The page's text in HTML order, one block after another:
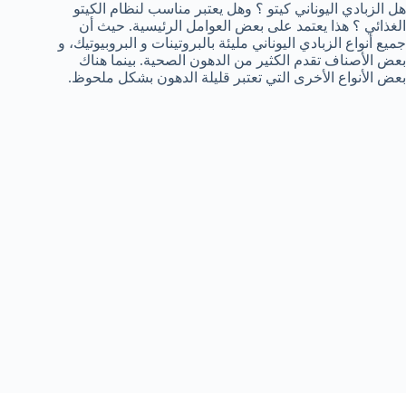
هل الزبادي اليوناني كيتو ؟ وهل يعتبر مناسب لنظام الكيتو
الغذائي ؟ هذا يعتمد على بعض العوامل الرئيسية. حيث أن
جميع أنواع الزبادي اليوناني مليئة بالبروتينات و البروبيوتيك، و
بعض الأصناف تقدم الكثير من الدهون الصحية. بينما هناك
بعض الأنواع الأخرى التي تعتبر قليلة الدهون بشكل ملحوظ.